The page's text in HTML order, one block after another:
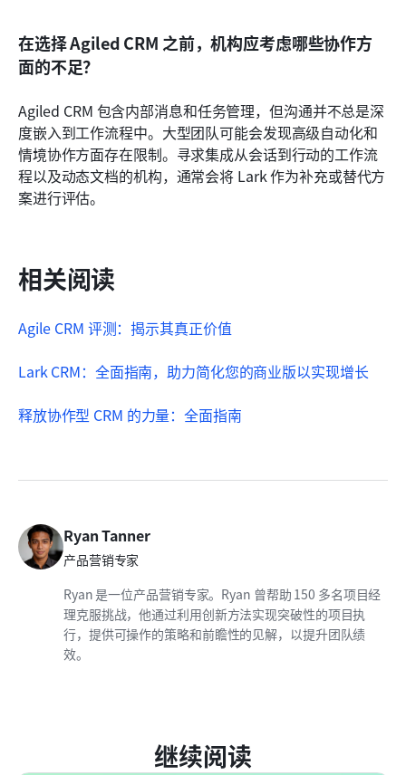
在选择 Agiled CRM 之前，机构应考虑哪些协作方
面的不足？
Agiled CRM 包含内部消息和任务管理，但沟通并不总是深
度嵌入到工作流程中。大型团队可能会发现高级自动化和
情境协作方面存在限制。寻求集成从会话到行动的工作流
程以及动态文档的机构，通常会将 Lark 作为补充或替代方
案进行评估。
相关阅读
Agile CRM 评测：揭示其真正价值
Lark CRM：全面指南，助力简化您的商业版以实现增长
释放协作型 CRM 的力量：全面指南
Ryan Tanner
产品营销专家
Ryan 是一位产品营销专家。Ryan 曾帮助 150 多名项目经
理克服挑战，他通过利用创新方法实现突破性的项目执
行，提供可操作的策略和前瞻性的见解，以提升团队绩
效。
继续阅读